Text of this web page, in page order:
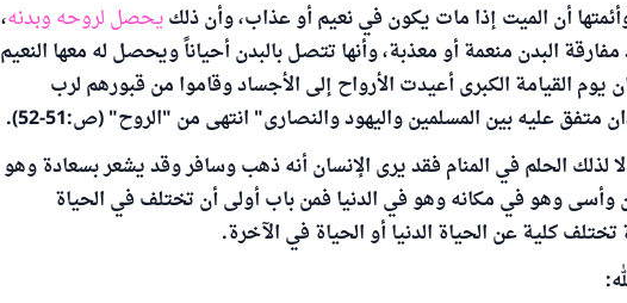
أن الميت إذا مات يكون في نعيم أو عذاب، وأن ذلكيحصل لروحه وبدنه،
البدن منعمة أو معذبة، وأنها تتصل بالبدن أحياناً ويحصل له معها النعيم
يوم القيامة الكبرى أعيدت الأرواح إلى الأجساد وقاموا من قبورهم لرب
متفق عليه بين المسلمين واليهود والنصارى" انتهى من "الروح" (ص:51-52).
لذلك الحلم في المنام فقد يرى الإنسان أنه ذهب وسافر وقد يشعر بسعادة وهو
وأسى وهو في مكانه وهو في الدنيا فمن باب أولى أن تختلف في الحياة
كلية عن الحياة الدنيا أو الحياة في الآخرة.